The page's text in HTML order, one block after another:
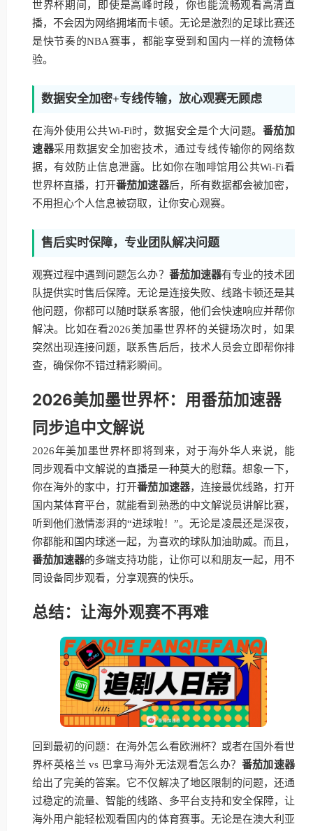
世界杯期间，即使是高峰时段，你也能流畅观看高清直
播，不会因为网络拥堵而卡顿。无论是激烈的足球比赛还
是快节奏的NBA赛事，都能享受到和国内一样的流畅体
验。
数据安全加密+专线传输，放心观赛无顾虑
在海外使用公共Wi-Fi时，数据安全是个大问题。 番茄加
速器采用数据安全加密技术，通过专线传输你的网络数
据，有效防止信息泄露。比如你在咖啡馆用公共Wi-Fi看
世界杯直播，打开番茄加速器后，所有数据都会被加密，
不用担心个人信息被窃取，让你安心观赛。
售后实时保障，专业团队解决问题
观赛过程中遇到问题怎么办？ 番茄加速器有专业的技术团
队提供实时售后保障。无论是连接失败、线路卡顿还是其
他问题，你都可以随时联系客服，他们会快速响应并帮你
解决。比如在看2026美加墨世界杯的关键场次时，如果
突然出现连接问题，联系售后后，技术人员会立即帮你排
查，确保你不错过精彩瞬间。
2026美加墨世界杯：用番茄加速器
同步追中文解说
2026年美加墨世界杯即将到来，对于海外华人来说，能
同步观看中文解说的直播是一种莫大的慰藉。想象一下，
你在海外的家中，打开番茄加速器，连接最优线路，打开
国内某体育平台，就能看到熟悉的中文解说员讲解比赛，
听到他们激情澎湃的“进球啦！”。无论是凌晨还是深夜，
你都能和国内球迷一起，为喜欢的球队加油助威。而且，
番茄加速器的多端支持功能，让你可以和朋友一起，用不
同设备同步观看，分享观赛的快乐。
总结：让海外观赛不再难
回到最初的问题：在海外怎么看欧洲杯？或者在国外看世
界杯英格兰 vs 巴拿马海外无法观看怎么办？ 番茄加速器
给出了完美的答案。它不仅解决了地区限制的问题，还通
过稳定的流量、智能的线路、多平台支持和安全保障，让
海外用户能轻松观看国内的体育赛事。无论是在澳大利亚